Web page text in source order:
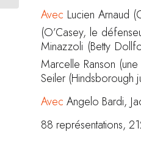
Avec Lucien Arnaud
(O’Casey, le
Minazzoli (Betty
Marcelle Ranson
Seiler (Hindsborough
Avec Angelo Bardi,
88 représentations,